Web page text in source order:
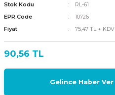
Stok Kodu
RL-61
EPR.Code
10726
Fiyat
75,47 TL + KDV
90,56 TL
Gelince Haber Ver